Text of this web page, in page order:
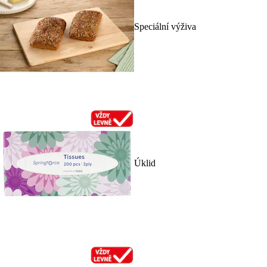
Speciální výživa
Úklid